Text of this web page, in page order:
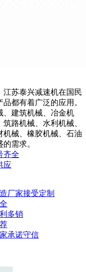
江苏泰兴减速机在国民
都有着广泛的应用。
、建筑机械、冶金机
路机械、水利机械、
械、橡胶机械、石油
需求。
齐全
应
厂家接受定制
多销
承诺守信